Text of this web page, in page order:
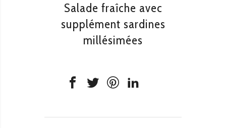
Salade fraîche avec
supplément sardines
millésimées